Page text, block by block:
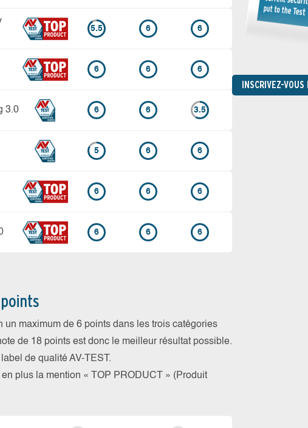
5.5 6 6
6 6 6
3.0 6 6 3.5
5 6 6
6 6 6
6 6 6
un maximum de 6 points dans les trois catégories
de 18 points est donc le meilleur résultat possible.
de qualité AV-TEST.
plus la mention « TOP PRODUCT » (Produit
INSCRIVEZ-